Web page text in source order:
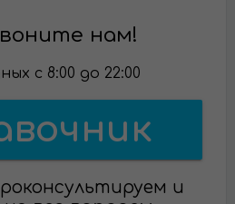
нам!
с 8:00 до 22:00
и